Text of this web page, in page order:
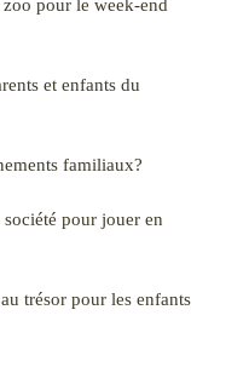
pour le week-end
et enfants du
familiaux?
pour jouer en
trésor pour les enfants